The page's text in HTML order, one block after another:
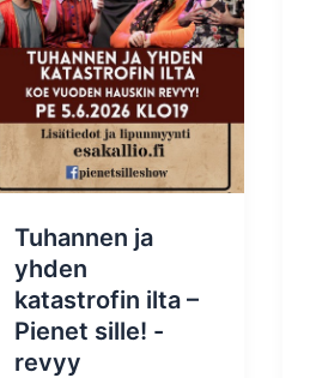
Tuhannen ja
yhden
katastrofin ilta –
Pienet sille! -
revyy